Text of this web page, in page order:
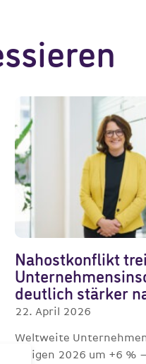
Nahostkonflikt
deutlich stärker
22. April 2026
Weltweite
steigen 2026 um +6 %